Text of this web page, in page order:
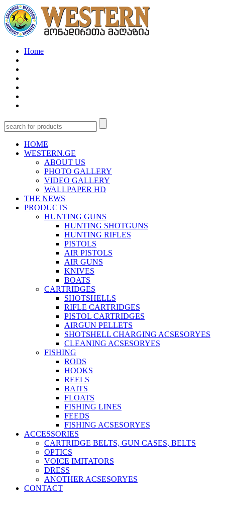
Home
HOME
WESTERN.GE
ABOUT US
PHOTO GALLERY
VIDEO GALLERY
WALLPAPER HD
THE NEWS
PRODUCTS
HUNTING GUNS
HUNTING SHOTGUNS
HUNTING RIFLES
PISTOLS
AIR PISTOLS
AIR GUNS
KNIVES
BOATS
CARTRIDGES
SHOTSHELLS
RIFLE CARTRIDGES
PISTOL CARTRIDGES
AIRGUN PELLETS
SHOTSHELL CHARGING ACSESORYES
CLEANING ACSESORYES
FISHING
RODS
HOOKS
REELS
BAITS
FLOATS
FISHING LINES
FEEDS
FISHING ACSESORYES
ACCESSORIES
CARTRIDGE BELTS, GUN CASES, BELTS
OPTICS
VOICE IMITATORS
DRESS
ANOTHER ACSESORYES
CONTACT